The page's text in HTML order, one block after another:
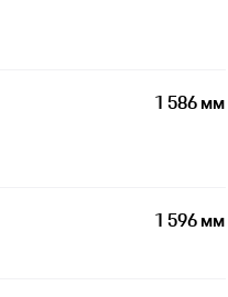
1 586 мм
1 596 мм